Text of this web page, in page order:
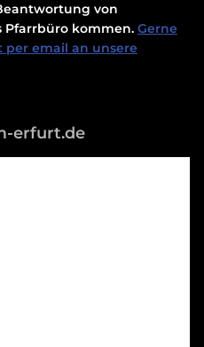
von
Pfarrbüro kommen. Gerne
per email an unsere
erfurt.de